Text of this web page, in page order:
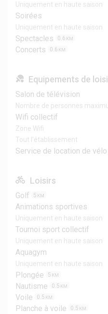
Uniquement en haute saison
Soirées
Uniquement en haute saison
Spectacles 0.6 KM
Concerts 0.6 KM
Equipements de
Salon de télévision
Nombre de personnes
Wifi collectif
Zone Wifi
Tout l'établissement
Service de location de vélo
Loisirs
Golf 5 KM
Animations sportives
Uniquement en haute saison
Tournoi sport collectif
Uniquement en haute saison
Aquagym
Uniquement en haute saison
Plongée 5 KM
Nautisme 0.5 KM
Voile 0.5 KM
Planche à voile 0.5 KM